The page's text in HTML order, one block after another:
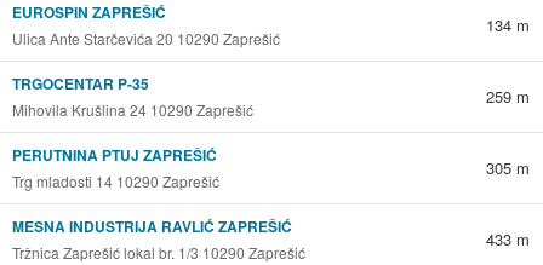
EUROSPIN ZAPREŠIĆ
Ulica Ante Starčevića 20 10290 Zaprešić
134 m
TRGOCENTAR P-35
Mihovila Krušlina 24 10290 Zaprešić
259 m
PERUTNINA PTUJ ZAPREŠIĆ
Trg mladosti 14 10290 Zaprešić
305 m
MESNA INDUSTRIJA RAVLIĆ ZAPREŠIĆ
Tržnica Zaprešić lokal br. 1/3 10290 Zaprešić
433 m